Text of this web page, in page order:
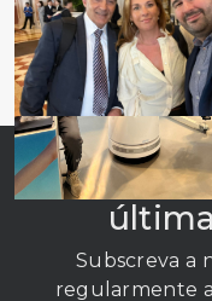
Quer
Subscreva a
regularmente